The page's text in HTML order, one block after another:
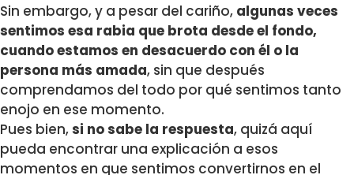
Sin embargo, y a pesar del cariño, algunas veces
sentimos esa rabia que brota desde el fondo,
cuando estamos en desacuerdo con él o la
persona más amada, sin que después
comprendamos del todo por qué sentimos tanto
enojo en ese momento.
Pues bien,si no sabe la respuesta, quizá aquí
pueda encontrar una explicación a esos
momentos en que sentimos convertirnos en el